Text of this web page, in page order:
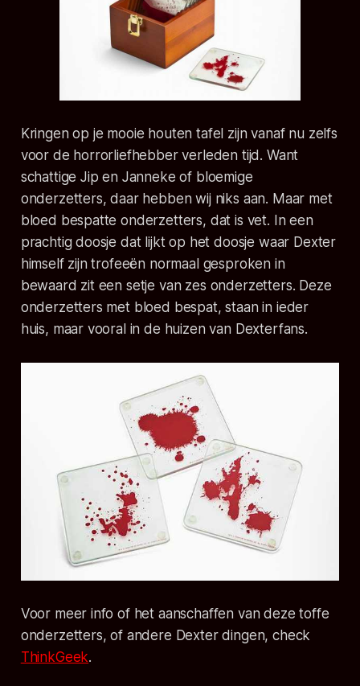
Kringen op je mooie houten tafel zijn vanaf nu zelfs
voor de horrorliefhebber verleden tijd. Want
schattige Jip en Janneke of bloemige
onderzetters, daar hebben wij niks aan. Maar met
bloed bespatte onderzetters, dat is vet. In een
prachtig doosje dat lijkt op het doosje waar Dexter
himself zijn trofeeën normaal gesproken in
bewaard zit een setje van zes onderzetters. Deze
onderzetters met bloed bespat, staan in ieder
huis, maar vooral in de huizen van Dexterfans.
Voor meer info of het aanschaffen van deze toffe
onderzetters, of andere Dexter dingen, check
ThinkGeek.